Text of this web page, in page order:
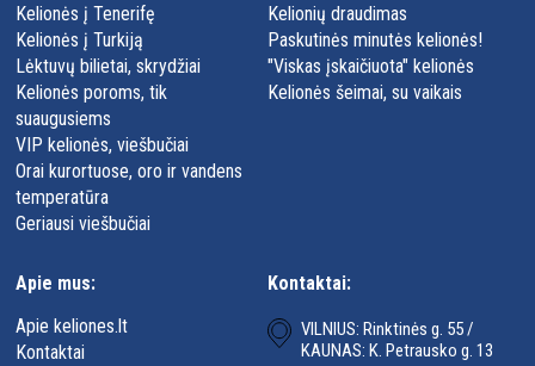
Kelionės į Tenerifę
Kelionės į Turkiją
Lėktuvų bilietai, skrydžiai
Kelionės poroms, tik
suaugusiems
VIP kelionės, viešbučiai
Orai kurortuose, oro ir vandens
temperatūra
Geriausi viešbučiai
Kelionių draudimas
Paskutinės minutės kelionės!
"Viskas įskaičiuota" kelionės
Kelionės šeimai, su vaikais
Kontaktai:
VILNIUS: Rinktinės g. 55 /
KAUNAS: K. Petrausko g. 13
Apie mus:
Apie keliones.lt
Kontaktai